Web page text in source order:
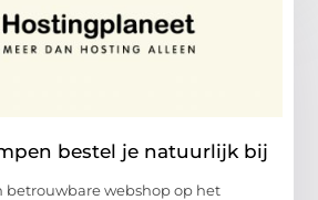
bestel je natuurlijk bij
betrouwbare webshop op het